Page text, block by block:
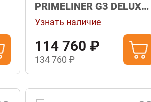
PRIMELINER G3 DELUXE
(Комплектация:чехол,
вертел для G/S class 3B,
лопатка, щипцы, щётка,
планча чугунная)
Узнать наличие
114 760 ₽
134 760 ₽